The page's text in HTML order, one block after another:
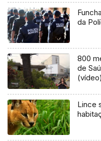
da
800
de
(vídeo)
Lince